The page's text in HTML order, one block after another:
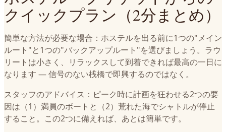
クイックプラン（2分まとめ）
簡単な方法が必要な場合：ホステルを出る前に1つの"メイン
ルート"と1つの"バックアップルート"を選びましょう。ラウ
リートは小さく、リラックスして到着できれば最高の一日に
なります — 信号のない桟橋で即興するのではなく。
スタッフのアドバイス：ピーク時に計画を狂わせる2つの要
因は（1）満員のボートと（2）荒れた海でシャトルが停止
すること。この2つに備えれば、あとは簡単です。